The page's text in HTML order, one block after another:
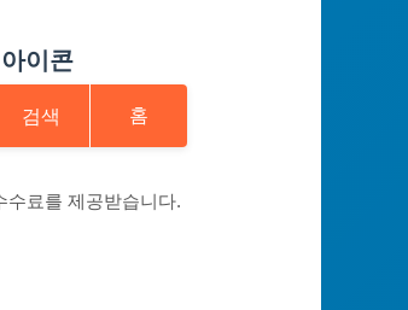
검색 홈
수료를 제공받습니다.